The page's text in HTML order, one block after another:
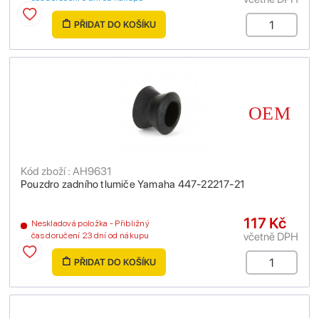
PŘIDAT DO KOŠÍKU
Pouzdro zadního tlumiče Yamaha 447-22217-21
Kód zboží : AH9631
Neskladová položka - Přibližný
čas doručení 23 dní od nákupu
117 Kč
včetně DPH
PŘIDAT DO KOŠÍKU